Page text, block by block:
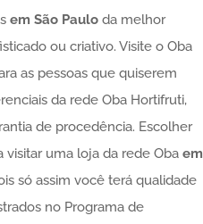
em São Pauloda melhor
ou criativo. Visite o Oba
as pessoas que quiserem
da rede Oba Hortifruti,
de procedência. Escolher
visitar uma loja da rede Oba em
só assim você terá qualidade
no Programa de